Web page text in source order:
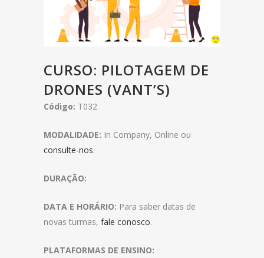
CURSO: PILOTAGEM DE
DRONES (VANT’S)
Código: T032
MODALIDADE: In Company, Online ou
consulte-nos.
DURAÇÃO:
DATA E HORÁRIO: Para saber datas de
novas turmas, fale conosco.
PLATAFORMAS DE ENSINO: